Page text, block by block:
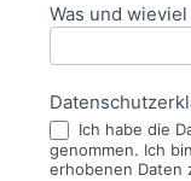
Was und
Ich habe die
genommen. Ich
erhobenen Daten